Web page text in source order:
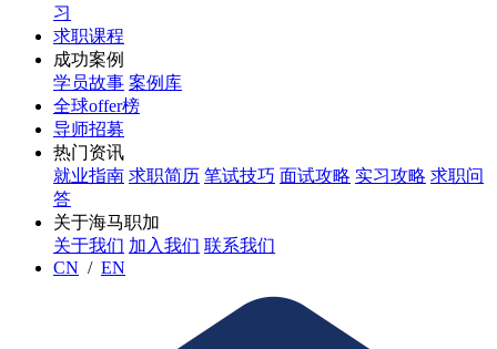
习
求职课程
成功案例
学员故事 案例库
全球offer榜
导师招募
热门资讯
就业指南 求职简历 笔试技巧 面试攻略 实习攻略 求职问
答
关于海马职加
关于我们 加入我们 联系我们
CN / EN